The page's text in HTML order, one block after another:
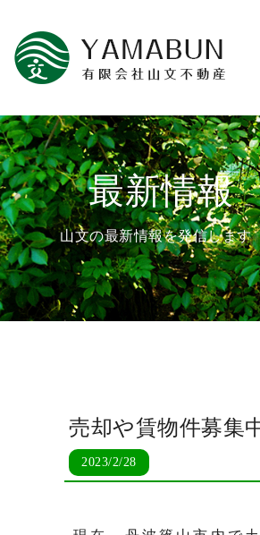
最新情報
山文の最新情報を発信します
売却や賃物件募集
2023/2/28